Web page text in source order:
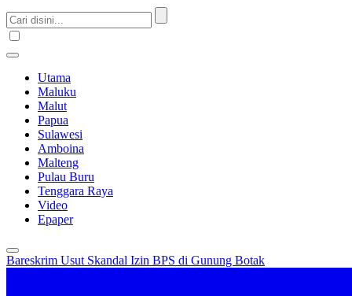
Utama
Maluku
Malut
Papua
Sulawesi
Amboina
Malteng
Pulau Buru
Tenggara Raya
Video
Epaper
Bareskrim Usut Skandal Izin BPS di Gunung Botak